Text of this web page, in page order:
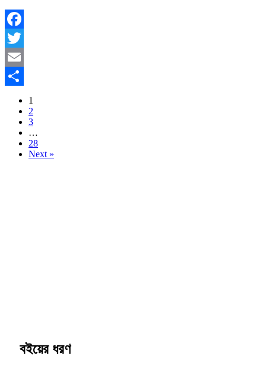
Facebook
Twitter
Email
1
2
3
…
28
Next »
বইয়ের ধরণ